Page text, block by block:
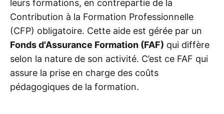
leurs formations, en contrepartie de la
Contribution à la Formation Professionnelle
(CFP) obligatoire. Cette aide est gérée par un
Fonds d'Assurance Formation (FAF) qui diffère
selon la nature de son activité. C’est ce FAF qui
assure la prise en charge des coûts
pédagogiques de la formation.